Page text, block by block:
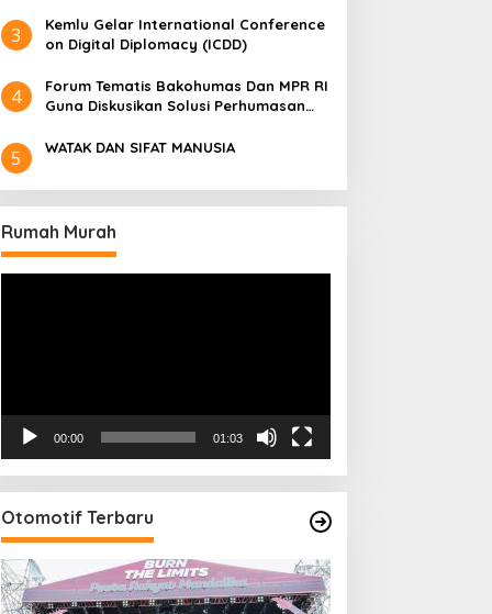
3
​Kemlu Gelar International Conference
on Digital Diplomacy (ICDD)
4
Forum Tematis Bakohumas Dan MPR RI
Guna Diskusikan Solusi Perhumasan
Masing
5 WATAK DAN SIFAT MANUSIA
Rumah Murah
00:00 01:03
Otomotif Terbaru